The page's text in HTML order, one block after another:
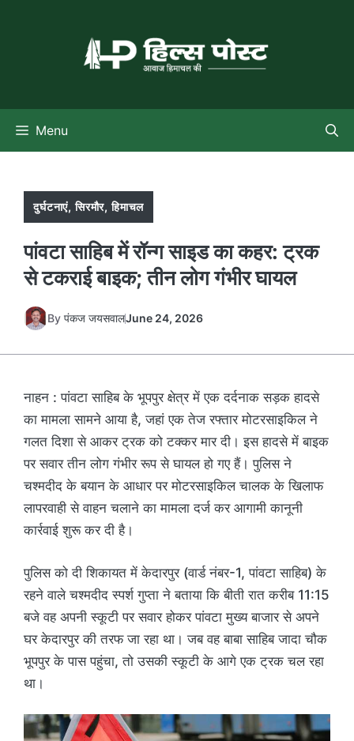
Menu
दुर्घटनाएं,सिरमौर,हिमाचल
पांवटा साहिब में रॉन्ग साइड का कहर: ट्रक
से टकराई बाइक; तीन लोग गंभीर घायल
By पंकज जयसवालJune 24, 2026
नाहन : पांवटा साहिब के भूपपुर क्षेत्र में एक दर्दनाक सड़क हादसे
का मामला सामने आया है, जहां एक तेज रफ्तार मोटरसाइकिल ने
गलत दिशा से आकर ट्रक को टक्कर मार दी। इस हादसे में बाइक
पर सवार तीन लोग गंभीर रूप से घायल हो गए हैं। पुलिस ने
चश्मदीद के बयान के आधार पर मोटरसाइकिल चालक के खिलाफ
लापरवाही से वाहन चलाने का मामला दर्ज कर आगामी कानूनी
कार्रवाई शुरू कर दी है।
पुलिस को दी शिकायत में केदारपुर (वार्ड नंबर-1, पांवटा साहिब) के
रहने वाले चश्मदीद स्पर्श गुप्ता ने बताया कि बीती रात करीब 11:15
बजे वह अपनी स्कूटी पर सवार होकर पांवटा मुख्य बाजार से अपने
घर केदारपुर की तरफ जा रहा था। जब वह बाबा साहिब जादा चौक
भूपपुर के पास पहुंचा, तो उसकी स्कूटी के आगे एक ट्रक चल रहा
था।